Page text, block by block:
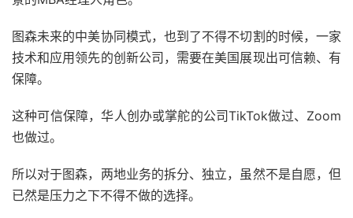
图森未来的中美协同模式，也到了不得不切割的时候，一家
技术和应用领先的创新公司，需要在美国展现出可信赖、有
保障。
这种可信保障，华人创办或掌舵的公司TikTok做过、Zoom
也做过。
所以对于图森，两地业务的拆分、独立，虽然不是自愿，但
已然是压力之下不得不做的选择。